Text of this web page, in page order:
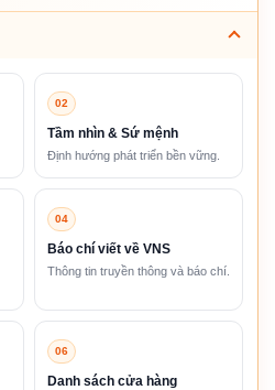
02
Tầm nhìn & Sứ mệnh
Định hướng phát triển bền vững.
04
Báo chí viết về VNS
Thông tin truyền thông và báo chí.
06
Danh sách cửa hàng